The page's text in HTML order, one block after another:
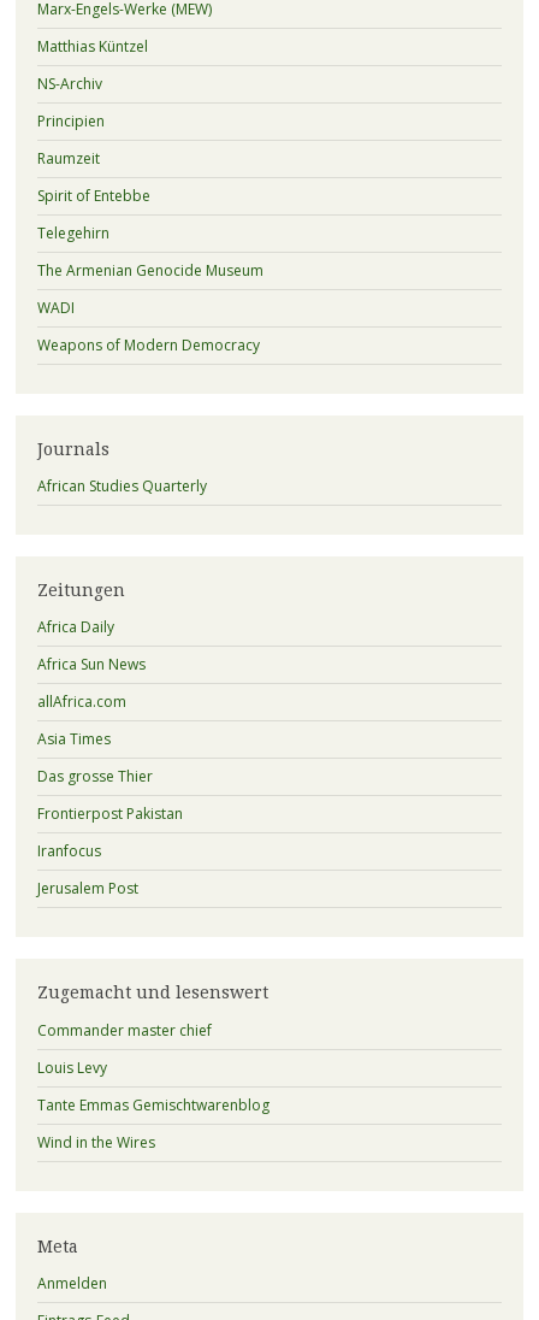
Marx-Engels-Werke (MEW)
Matthias Küntzel
NS-Archiv
Principien
Raumzeit
Spirit of Entebbe
Telegehirn
The Armenian Genocide Museum
WADI
Weapons of Modern Democracy
Journals
African Studies Quarterly
Zeitungen
Africa Daily
Africa Sun News
allAfrica.com
Asia Times
Das grosse Thier
Frontierpost Pakistan
Iranfocus
Jerusalem Post
Zugemacht und lesenswert
Commander master chief
Louis Levy
Tante Emmas Gemischtwarenblog
Wind in the Wires
Meta
Anmelden